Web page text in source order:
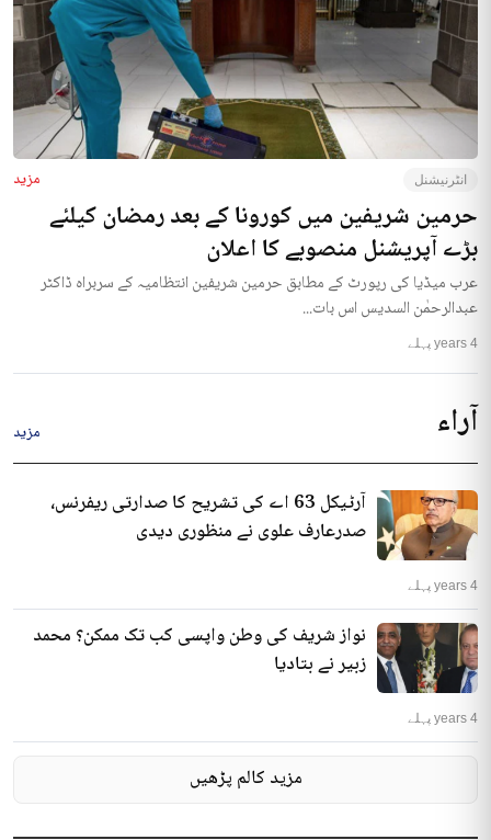
انٹرنیشنل مزید
حرمین شریفین میں کورونا کے بعد رمضان کیلئے
بڑے آپریشنل منصوبے کا اعلان
عرب میڈیا کی رپورٹ کے مطابق حرمین شریفین انتظامیہ کے سربراہ ڈاکٹر
عبدالرحمٰن السدیس اس بات...
4 years پہلے
آراء مزید
آرٹیکل 63 اے کی تشریح کا صدارتی ریفرنس،
صدرعارف علوی نے منظوری دیدی
4 years پہلے
نواز شریف کی وطن واپسی کب تک ممکن؟ محمد
زبیر نے بتادیا
4 years پہلے
مزید کالم پڑھیں